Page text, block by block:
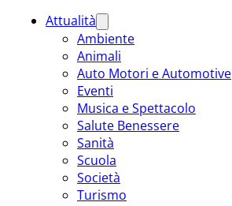
Attualità
Ambiente
Animali
Auto Motori e Automotive
Eventi
Musica e Spettacolo
Salute Benessere
Sanità
Scuola
Società
Turismo